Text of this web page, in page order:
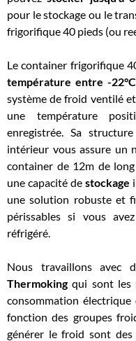
pour le stockage ou le
frigorifique 40 pieds (ou
Le container frigorifique
température entre -
système de froid ventilé et
une température
enregistrée. Sa
intérieur vous assure un
container de 12m de
une capacité de stockage
une solution robuste et
périssables si vous
réfrigéré.
Nous travaillons avec
Thermokingqui sont les
consommation
fonction des groupes
générer le froid sont